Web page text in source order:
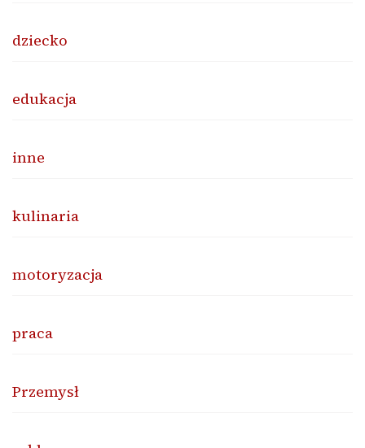
dziecko
edukacja
inne
kulinaria
motoryzacja
praca
Przemysł